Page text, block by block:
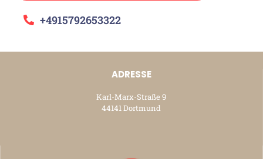
+4915792653322
ADRESSE
Karl-Marx-Straße 9
44141 Dortmund